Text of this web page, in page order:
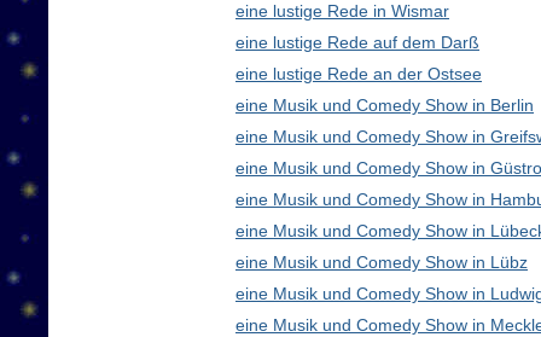
eine lustige Rede in Wismar
eine lustige Rede auf dem Darß
eine lustige Rede an der Ostsee
eine Musik und Comedy Show in Berlin
eine Musik und Comedy Show in
eine Musik und Comedy Show in
eine Musik und Comedy Show in
eine Musik und Comedy Show in
eine Musik und Comedy Show in Lübz
eine Musik und Comedy Show in
eine Musik und Comedy Show in